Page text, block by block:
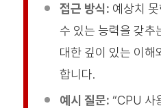
접근 방식: 예상치
수 있는 능력을 갖추
대한 깊이 있는 이해
합니다.
예시 질문: “CPU 사